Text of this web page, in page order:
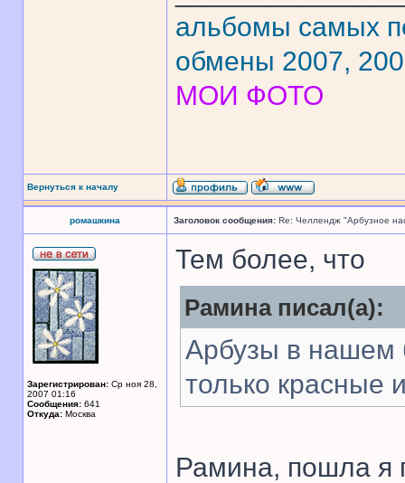
альбомы самых
обмены 2007,
МОИ ФОТО
Вернуться к началу
ромашкина Заголовок сообщения: Re: Челлендж "Арбузное
Зарегистрирован: Ср ноя 28,
2007 01:16
Сообщения: 641
Откуда: Москва
Тем более, что
Рамина писал(а):
Арбузы в нашем
только красные
Рамина, пошла я